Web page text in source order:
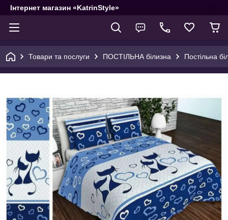
Інтернет магазин «KatrinStyle»
Товари та послуги ПОСТІЛЬНА білизна Постільна